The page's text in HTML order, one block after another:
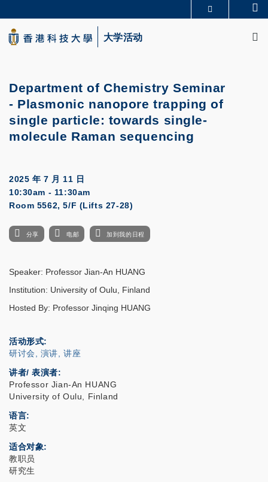
to
main
content
生活@科大
大学活动
Department of Chemistry Seminar
- Plasmonic nanopore trapping of
single particle: towards single-
molecule Raman sequencing
2025 年 7 月 11 日
10:30am - 11:30am
Room 5562, 5/F (Lifts 27-28)
分享 电邮 加到我的日程
Speaker: Professor Jian-An HUANG
Institution: University of Oulu, Finland
Hosted By: Professor Jinqing HUANG
活动形式
研讨会, 演讲, 讲座
讲者/ 表演者:
Professor Jian-An HUANG
University of Oulu, Finland
语言
英文
适合对象
教职员
研究生